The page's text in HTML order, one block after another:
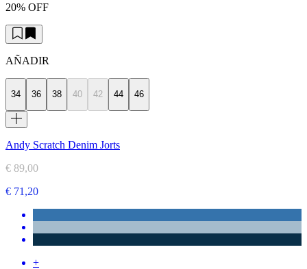
20% OFF
AÑADIR
34 36 38 40 42 44 46
Andy Scratch Denim Jorts
€ 89,00
€ 71,20
+